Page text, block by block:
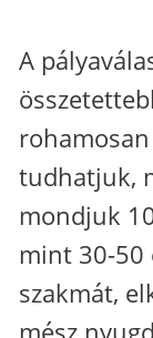
A
tudhatjuk,
mondjuk
mint 30-50
szakmát,
mész